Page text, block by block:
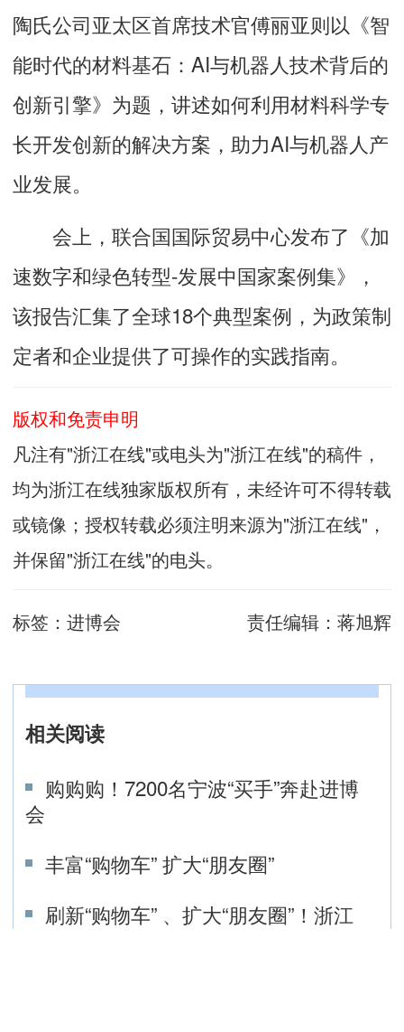
陶氏公司亚太区首席技术官傅丽亚则以《智
能时代的材料基石：AI与机器人技术背后的
创新引擎》为题，讲述如何利用材料科学专
长开发创新的解决方案，助力AI与机器人产
业发展。
会上，联合国国际贸易中心发布了《加
速数字和绿色转型-发展中国家案例集》，
该报告汇集了全球18个典型案例，为政策制
定者和企业提供了可操作的实践指南。
版权和免责申明
凡注有"浙江在线"或电头为"浙江在线"的稿件，
均为浙江在线独家版权所有，未经许可不得转载
或镜像；授权转载必须注明来源为"浙江在线"，
并保留"浙江在线"的电头。
标签： 进博会 责任编辑： 蒋旭辉
相关阅读
购购购！7200名宁波“买手”奔赴进博
会
丰富“购物车” 扩大“朋友圈”
刷新“购物车” 、扩大“朋友圈”！浙江